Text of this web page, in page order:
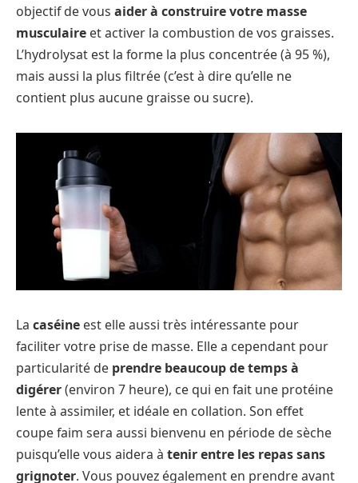
objectif de vous aider à construire votre masse
musculaire et activer la combustion de vos graisses.
L’hydrolysat est la forme la plus concentrée (à 95 %),
mais aussi la plus filtrée (c’est à dire qu’elle ne
contient plus aucune graisse ou sucre).
La caséine est elle aussi très intéressante pour
faciliter votre prise de masse. Elle a cependant pour
particularité de prendre beaucoup de temps à
digérer(environ 7 heure), ce qui en fait une protéine
lente à assimiler, et idéale en collation. Son effet
coupe faim sera aussi bienvenu en période de sèche
puisqu’elle vous aidera à tenir entre les repas sans
grignoter. Vous pouvez également en prendre avant